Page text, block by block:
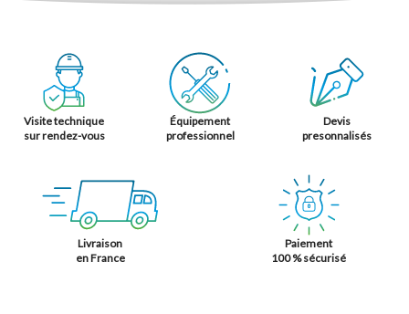
Visite technique
sur rendez-vous
Équipement
professionnel
Devis
presonnalisés
Livraison
en France
Paiement
100 % sécurisé